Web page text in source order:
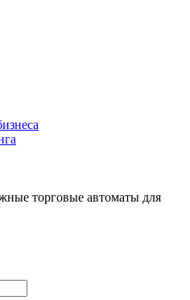
торговые автоматы для